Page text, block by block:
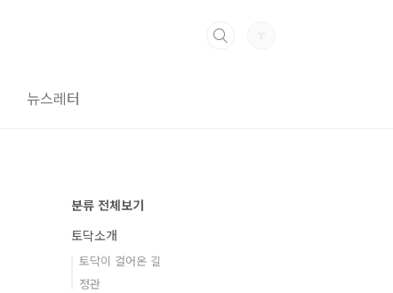
뉴스레터
분류 전체보기
토닥소개
토닥이 걸어온 길
정관